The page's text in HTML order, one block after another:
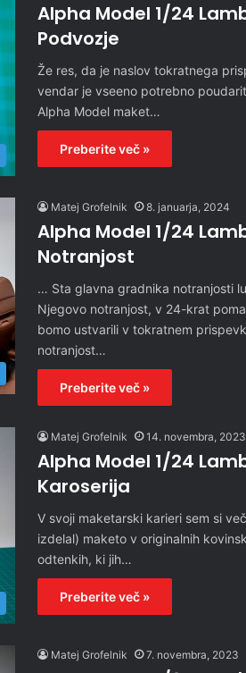
Alpha Model 1/24
Podvozje
Že res, da je naslov tokratnega
vendar je vseeno potrebno
Alpha Model maket…
Preberite več »
Matej Grofelnik 8. januarja, 2024
Alpha Model 1/24
Notranjost
… Sta glavna gradnika notranjosti
Njegovo notranjost, v 24-krat
bomo ustvarili v tokratnem
notranjost…
Preberite več »
Matej Grofelnik 14. novembra, 2023
Alpha Model 1/24
Karoserija
V svoji maketarski karieri sem si
izdelal) maketo v originalnih
odtenkih, ki jih…
Preberite več »
Matej Grofelnik 7. novembra, 2023